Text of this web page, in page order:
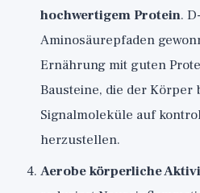
hochwertigem Protein.
Aminosäurepfaden
Ernährung mit guten
Bausteine, die der
Signalmoleküle auf
herzustellen.
Aerobe körperliche